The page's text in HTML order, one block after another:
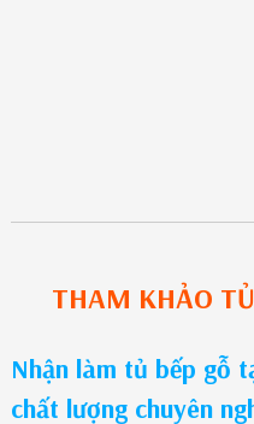
THAM KHẢO
Nhận làm tủ bếp gỗ
chất lượng chuyên